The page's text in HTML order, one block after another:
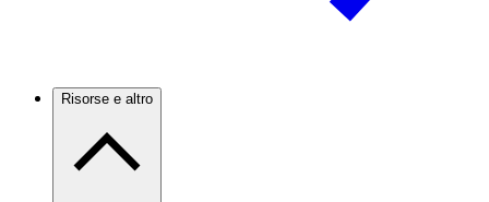
Risorse e altro